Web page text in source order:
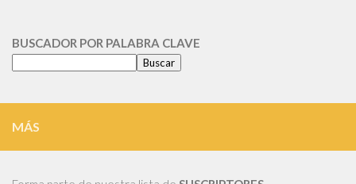
BUSCADOR POR PALABRA CLAVE
Buscar
MÁS